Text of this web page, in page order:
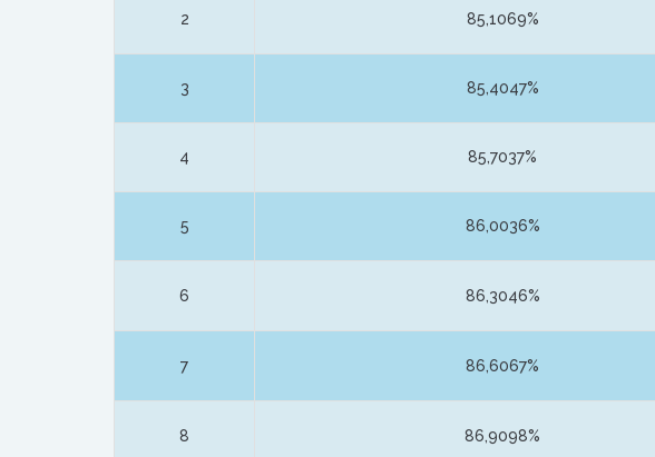
2 85,1069%
3 85,4047%
4 85,7037%
5 86,0036%
6 86,3046%
7 86,6067%
8 86,9098%